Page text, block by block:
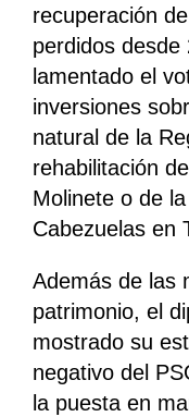
recuperación
perdidos desde
lamentado el
inversiones
natural de la
rehabilitación
Molinete o de
Cabezuelas en
Además de las
patrimonio, el
mostrado su
negativo del
la puesta en